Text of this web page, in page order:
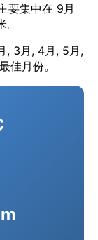
要集中在 9月
, 3月, 4月, 5月,
佳月份。